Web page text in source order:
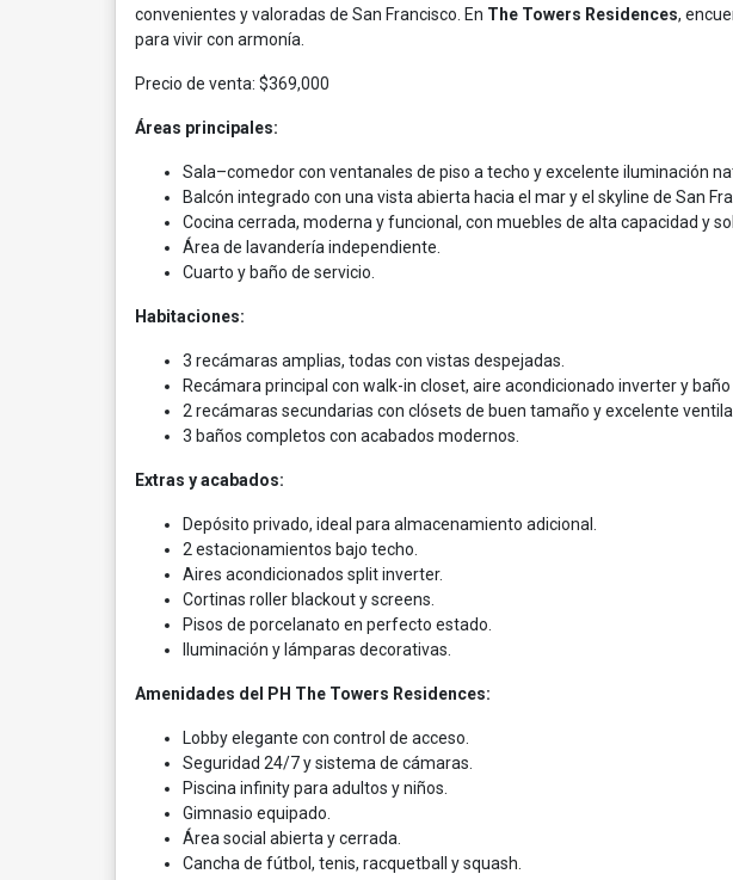
convenientes y valoradas de San Francisco. En The Towers Residences,
para vivir con armonía.
Precio de venta: $369,000
Áreas principales:
Sala–comedor con ventanales de piso a techo y excelente iluminación
Balcón integrado con una vista abierta hacia el mar y el skyline de San
Cocina cerrada, moderna y funcional, con muebles de alta capacidad y
Área de lavandería independiente.
Cuarto y baño de servicio.
Habitaciones:
3 recámaras amplias, todas con vistas despejadas.
Recámara principal con walk-in closet, aire acondicionado inverter y baño
2 recámaras secundarias con clósets de buen tamaño y excelente
3 baños completos con acabados modernos.
Extras y acabados:
Depósito privado, ideal para almacenamiento adicional.
2 estacionamientos bajo techo.
Aires acondicionados split inverter.
Cortinas roller blackout y screens.
Pisos de porcelanato en perfecto estado.
Iluminación y lámparas decorativas.
Amenidades del PH The Towers Residences:
Lobby elegante con control de acceso.
Seguridad 24/7 y sistema de cámaras.
Piscina infinity para adultos y niños.
Gimnasio equipado.
Área social abierta y cerrada.
Cancha de fútbol, tenis, racquetball y squash.